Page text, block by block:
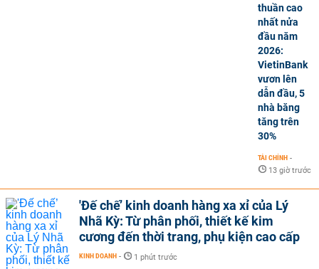
thuần cao
nhất nửa
đầu năm
2026:
VietinBank
vươn lên
dẫn đầu, 5
nhà băng
tăng trên
30%
TÀI CHÍNH -
13 giờ trước
'Đế chế’ kinh doanh hàng xa xỉ của Lý
Nhã Kỳ: Từ phân phối, thiết kế kim
cương đến thời trang, phụ kiện cao cấp
KINH DOANH - 1 phút trước